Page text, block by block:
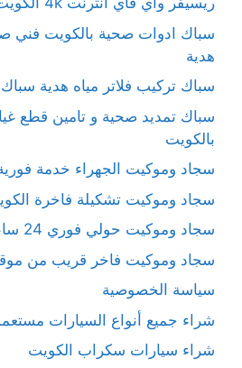
سباك ادوات صحية بالكويت
هدية
سباك تركيب فلاتر مياه هدية
سباك تمديد صحية و تامين قطع
بالكويت
سجاد وموكيت الجهراء خدمة
سجاد وموكيت تشكيلة فاخرة
سجاد وموكيت حولي فوري 24 ساعة
سجاد وموكيت فاخر قريب من
سياسة الخصوصية
شراء جميع أنواع السيارات
شراء سيارات سكراب الكويت